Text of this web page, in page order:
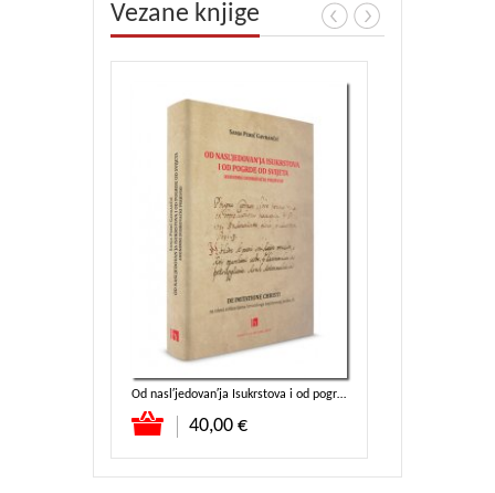
Vezane knjige
Od nasl′jedovan′ja Isukrstova i od pogrde od svijeta – Anonimni dubrovački prijevod
40,00 €
Dodaj u košaricu